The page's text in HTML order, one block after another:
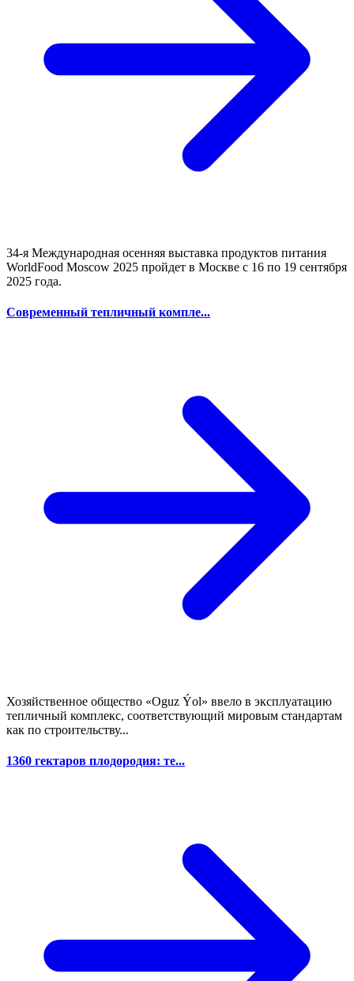
34-я Международная осенняя выставка продуктов питания
WorldFood Moscow 2025 пройдет в Москве с 16 по 19 сентября
2025 года.
Современный тепличный компле...
Хозяйственное общество «Oguz Ýol» ввело в эксплуатацию
тепличный комплекс, соответствующий мировым стандартам
как по строительству...
1360 гектаров плодородия: те...